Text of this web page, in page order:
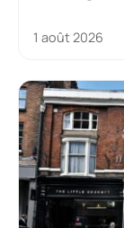
1 août 2026